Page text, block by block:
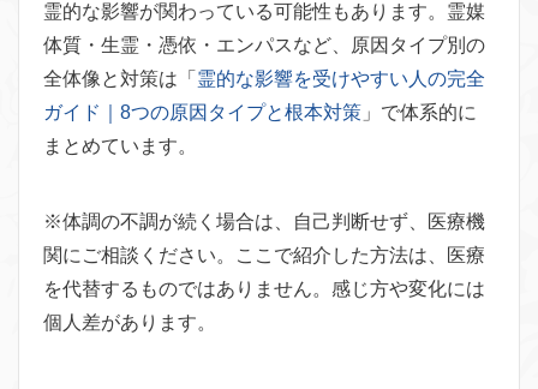
霊的な影響が関わっている可能性もあります。霊媒
体質・生霊・憑依・エンパスなど、原因タイプ別の
全体像と対策は「 霊的な影響を受けやすい人の完全
ガイド｜8つの原因タイプと根本対策 」で体系的に
まとめています。
※体調の不調が続く場合は、自己判断せず、医療機
関にご相談ください。ここで紹介した方法は、医療
を代替するものではありません。感じ方や変化には
個人差があります。